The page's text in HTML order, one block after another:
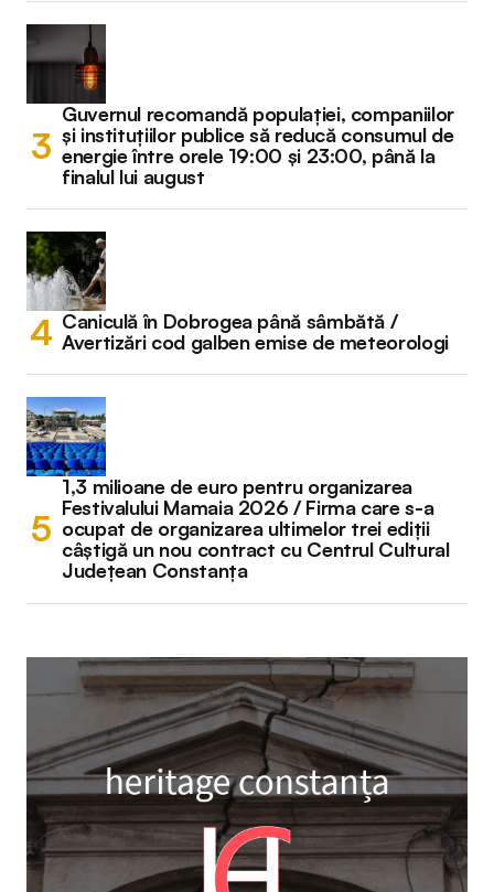
Guvernul recomandă populației, companiilor
și instituțiilor publice să reducă consumul de
energie între orele 19:00 și 23:00, până la
finalul lui august
Caniculă în Dobrogea până sâmbătă /
Avertizări cod galben emise de meteorologi
1,3 milioane de euro pentru organizarea
Festivalului Mamaia 2026 / Firma care s-a
ocupat de organizarea ultimelor trei ediții
câștigă un nou contract cu Centrul Cultural
Județean Constanța